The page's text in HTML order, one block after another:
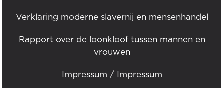
Verklaring moderne slavernij en mensenhandel
Rapport over de loonkloof tussen mannen en
vrouwen
Impressum / Impressum